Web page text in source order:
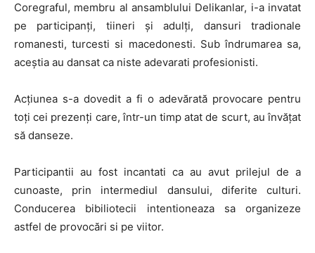
Coregraful, membru al ansamblului Delikanlar, i-a invatat
pe participanți, tiineri și adulți, dansuri tradionale
romanesti, turcesti si macedonesti. Sub îndrumarea sa,
aceștia au dansat ca niste adevarati profesionisti.
Acțiunea s-a dovedit a fi o adevărată provocare pentru
toți cei prezenți care, într-un timp atat de scurt, au învățat
să danseze.
Participantii au fost incantati ca au avut prilejul de a
cunoaste, prin intermediul dansului, diferite culturi.
Conducerea bibiliotecii intentioneaza sa organizeze
astfel de provocări si pe viitor.